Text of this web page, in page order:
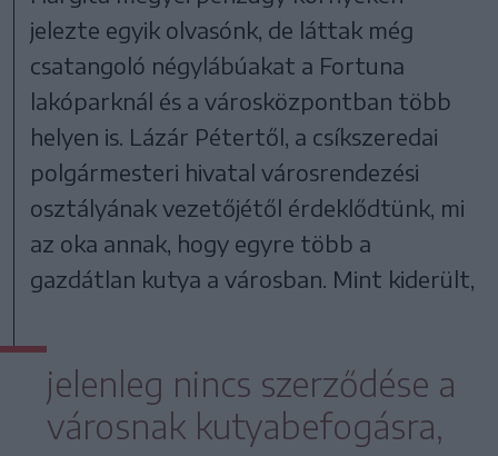
jelezte egyik olvasónk, de láttak még
csatangoló négylábúakat a Fortuna
lakóparknál és a városközpontban több
helyen is. Lázár Pétertől, a csíkszeredai
polgármesteri hivatal városrendezési
osztályának vezetőjétől érdeklődtünk, mi
az oka annak, hogy egyre több a
gazdátlan kutya a városban. Mint kiderült,
jelenleg nincs szerződése a
városnak kutyabefogásra,